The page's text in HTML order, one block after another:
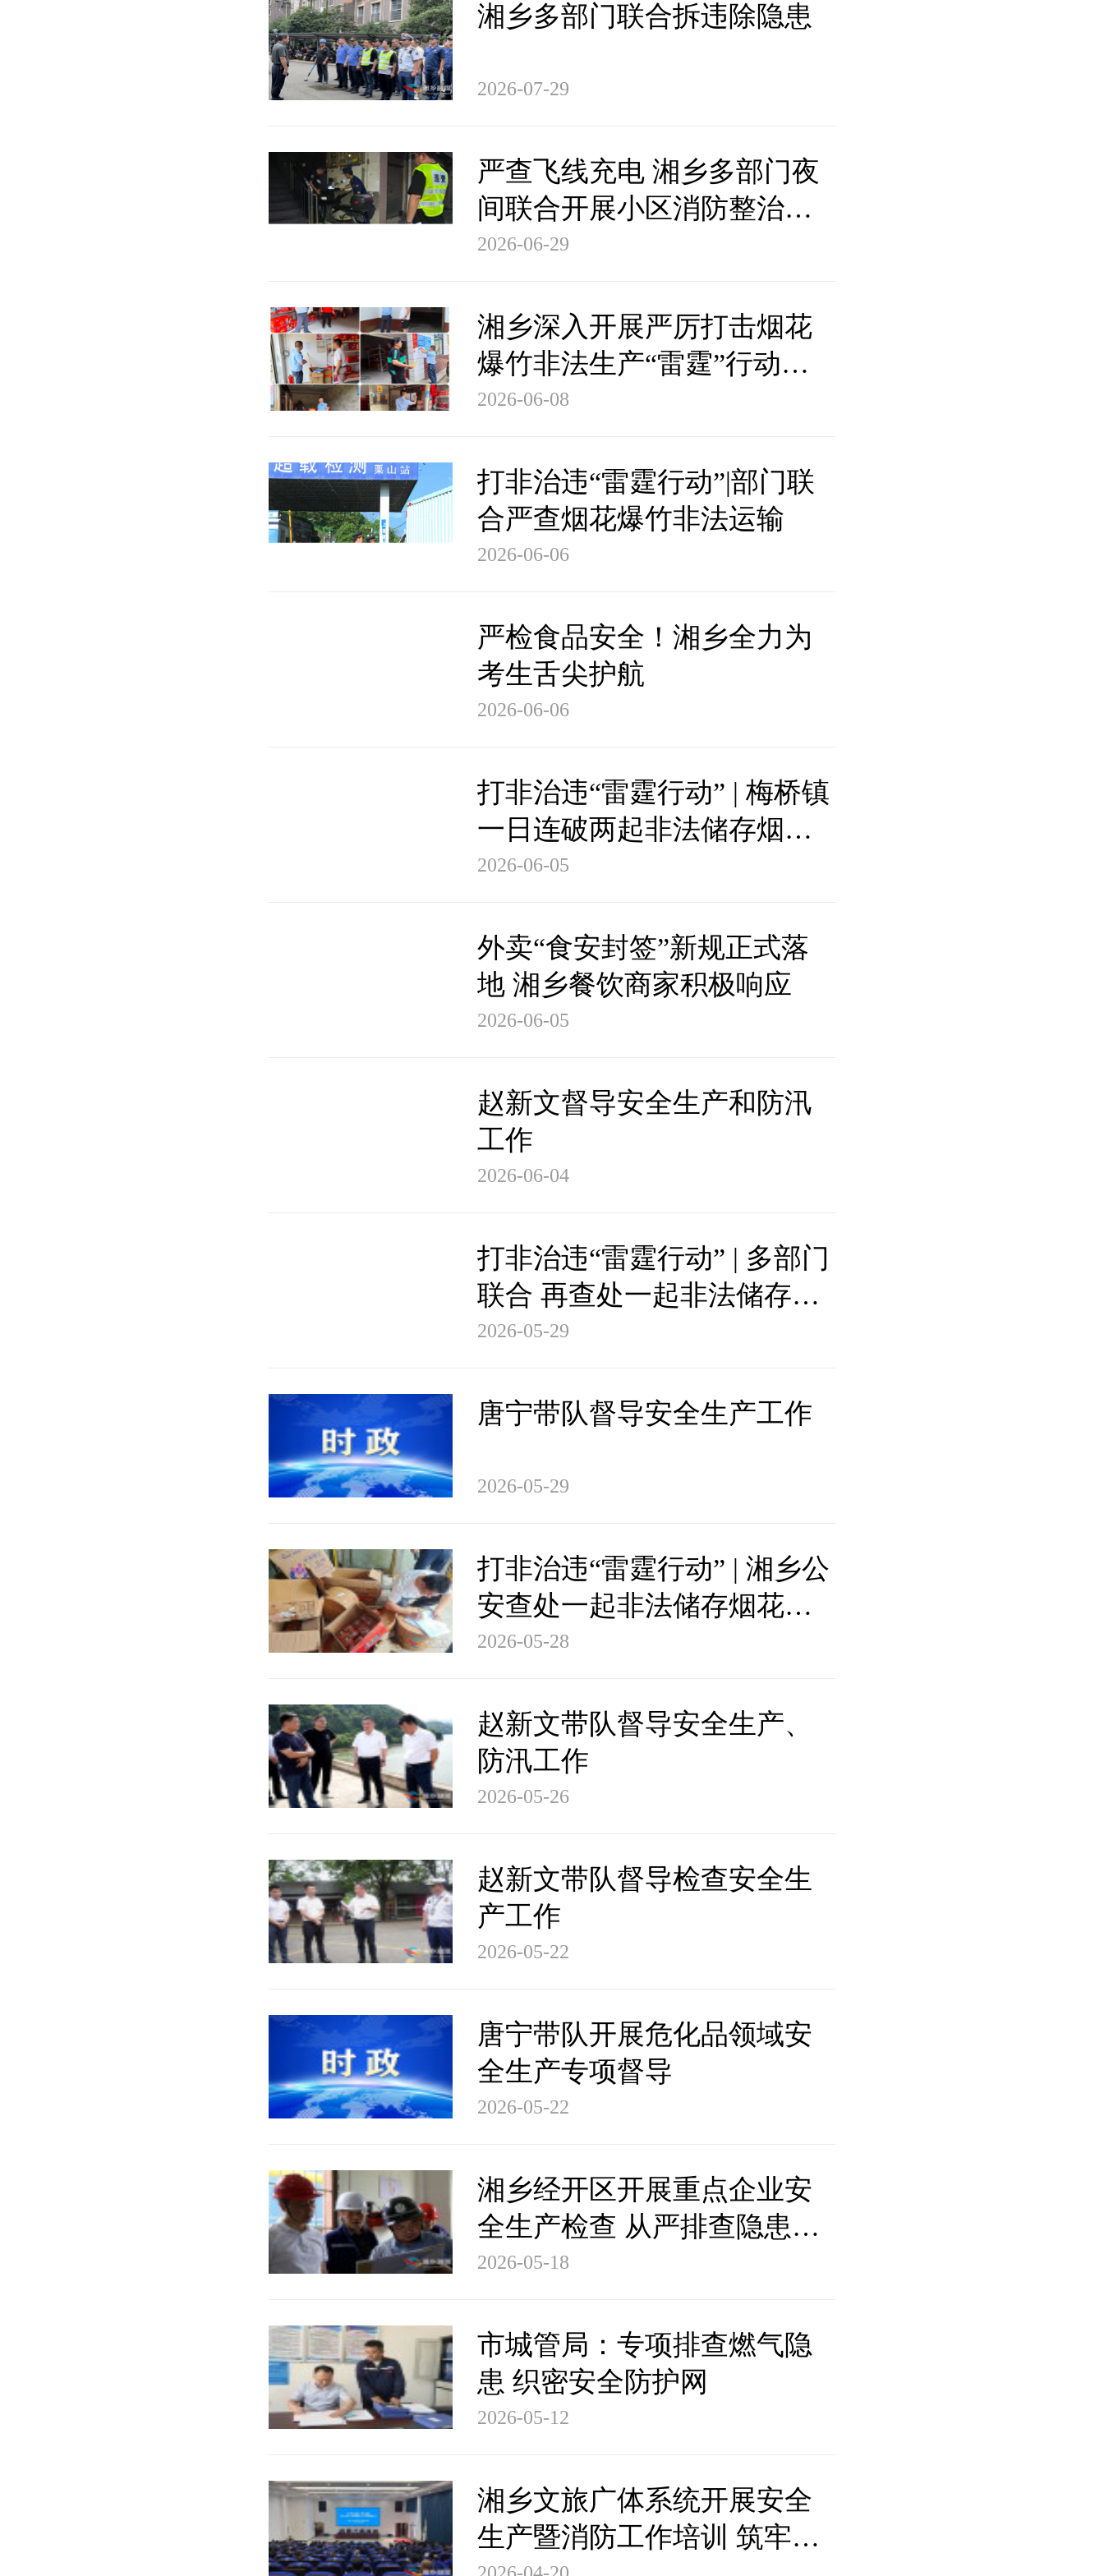
湘乡多部门联合拆违除隐患
2026-07-29
严查飞线充电 湘乡多部门夜
间联合开展小区消防整治行
动
2026-06-29
湘乡深入开展严厉打击烟花
爆竹非法生产“雷霆”行动
（二）
2026-06-08
打非治违“雷霆行动”|部门联
合严查烟花爆竹非法运输
2026-06-06
严检食品安全！湘乡全力为
考生舌尖护航
2026-06-06
打非治违“雷霆行动” | 梅桥镇
一日连破两起非法储存烟花
爆竹案件
2026-06-05
外卖“食安封签”新规正式落
地 湘乡餐饮商家积极响应
2026-06-05
赵新文督导安全生产和防汛
工作
2026-06-04
打非治违“雷霆行动” | 多部门
联合 再查处一起非法储存烟
花爆竹案
2026-05-29
唐宁带队督导安全生产工作
2026-05-29
打非治违“雷霆行动” | 湘乡公
安查处一起非法储存烟花爆
竹案
2026-05-28
赵新文带队督导安全生产、
防汛工作
2026-05-26
赵新文带队督导检查安全生
产工作
2026-05-22
唐宁带队开展危化品领域安
全生产专项督导
2026-05-22
湘乡经开区开展重点企业安
全生产检查 从严排查隐患筑
牢安全防线
2026-05-18
市城管局：专项排查燃气隐
患 织密安全防护网
2026-05-12
湘乡文旅广体系统开展安全
生产暨消防工作培训 筑牢行